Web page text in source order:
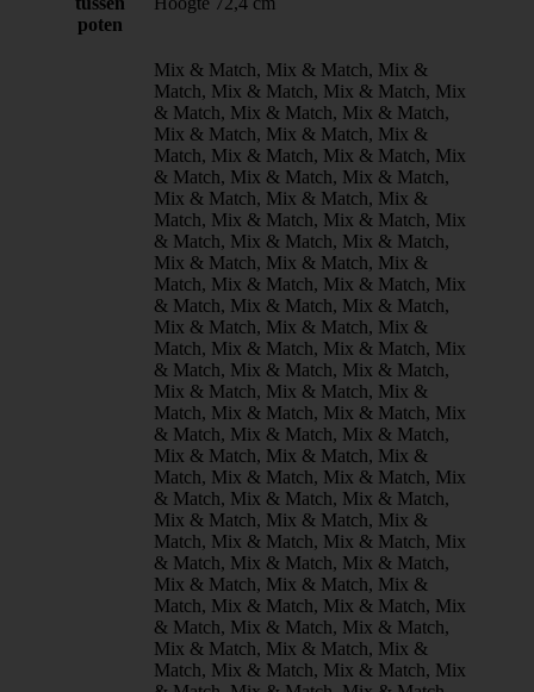
poten
Mix & Match, Mix & Match, Mix &
Match, Mix & Match, Mix & Match, Mix
& Match, Mix & Match, Mix & Match,
Mix & Match, Mix & Match, Mix &
Match, Mix & Match, Mix & Match, Mix
& Match, Mix & Match, Mix & Match,
Mix & Match, Mix & Match, Mix &
Match, Mix & Match, Mix & Match, Mix
& Match, Mix & Match, Mix & Match,
Mix & Match, Mix & Match, Mix &
Match, Mix & Match, Mix & Match, Mix
& Match, Mix & Match, Mix & Match,
Mix & Match, Mix & Match, Mix &
Match, Mix & Match, Mix & Match, Mix
& Match, Mix & Match, Mix & Match,
Mix & Match, Mix & Match, Mix &
Match, Mix & Match, Mix & Match, Mix
& Match, Mix & Match, Mix & Match,
Mix & Match, Mix & Match, Mix &
Match, Mix & Match, Mix & Match, Mix
& Match, Mix & Match, Mix & Match,
Mix & Match, Mix & Match, Mix &
Match, Mix & Match, Mix & Match, Mix
& Match, Mix & Match, Mix & Match,
Mix & Match, Mix & Match, Mix &
Match, Mix & Match, Mix & Match, Mix
& Match, Mix & Match, Mix & Match,
Mix & Match, Mix & Match, Mix &
Match, Mix & Match, Mix & Match, Mix